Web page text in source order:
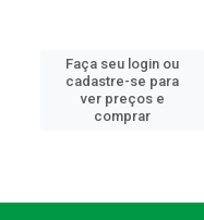
Faça seu login ou
cadastre-se para
ver preços e
comprar